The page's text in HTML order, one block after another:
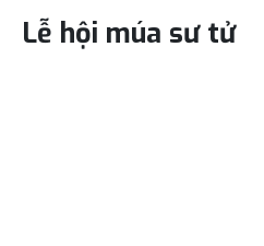
Lễ hội múa sư tử